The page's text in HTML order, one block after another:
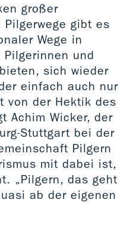
großer
gibt es
Wege in
Pilgerinnen und
sich wieder
einfach auch nur
von der Hektik des
Achim Wicker, der
Stuttgart bei der
Pilgern
mit dabei ist,
„Pilgern, das geht
ab der eigenen